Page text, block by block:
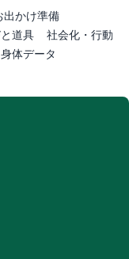
出かけ準備
道具
社会化・行動
体データ